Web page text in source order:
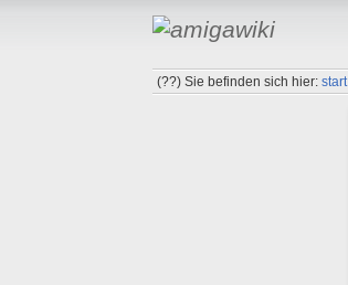
(??)Sie befinden sich hier:start